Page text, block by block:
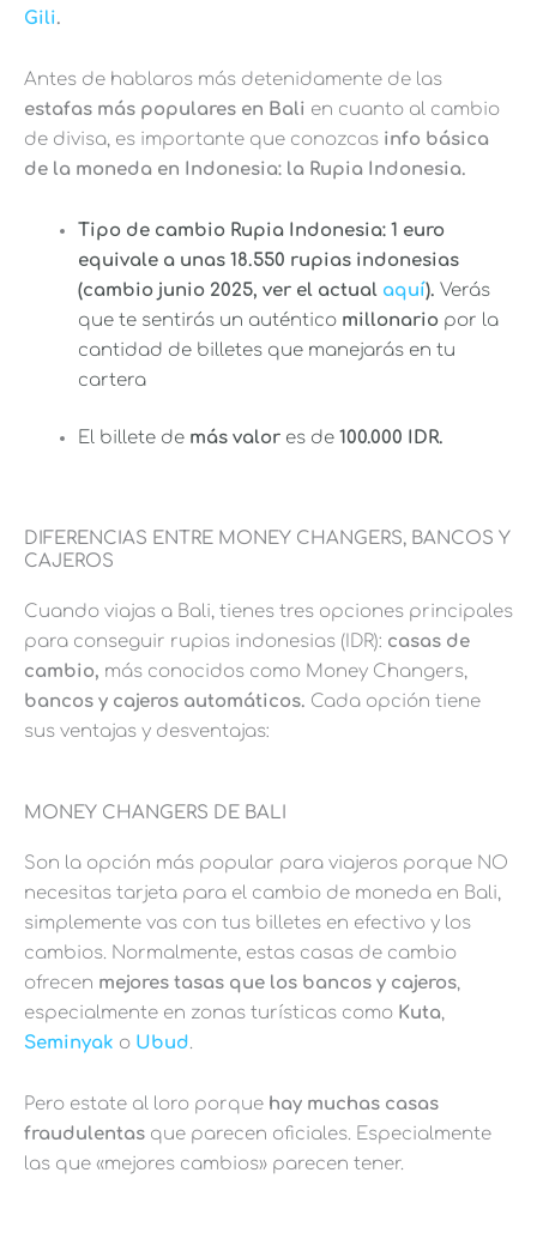
Gili.
Antes de hablaros más detenidamente de las
estafas más populares en Bali en cuanto al cambio
de divisa, es importante que conozcas info básica
de la moneda en Indonesia: la Rupia Indonesia.
Tipo de cambio Rupia Indonesia: 1 euro
equivale a unas 18.550 rupias indonesias
(cambio junio 2025, ver el actual aquí). Verás
que te sentirás un auténtico millonario por la
cantidad de billetes que manejarás en tu
cartera
El billete de más valor es de 100.000 IDR.
DIFERENCIAS ENTRE MONEY CHANGERS, BANCOS Y
CAJEROS
Cuando viajas a Bali, tienes tres opciones principales
para conseguir rupias indonesias (IDR): casas de
cambio, más conocidos como Money Changers,
bancos y cajeros automáticos. Cada opción tiene
sus ventajas y desventajas:
MONEY CHANGERS DE BALI
Son la opción más popular para viajeros porque NO
necesitas tarjeta para el cambio de moneda en Bali,
simplemente vas con tus billetes en efectivo y los
cambios. Normalmente, estas casas de cambio
ofrecen mejores tasas que los bancos y cajeros,
especialmente en zonas turísticas como Kuta,
Seminyak o Ubud.
Pero estate al loro porque hay muchas casas
fraudulentas que parecen oficiales. Especialmente
las que «mejores cambios» parecen tener.